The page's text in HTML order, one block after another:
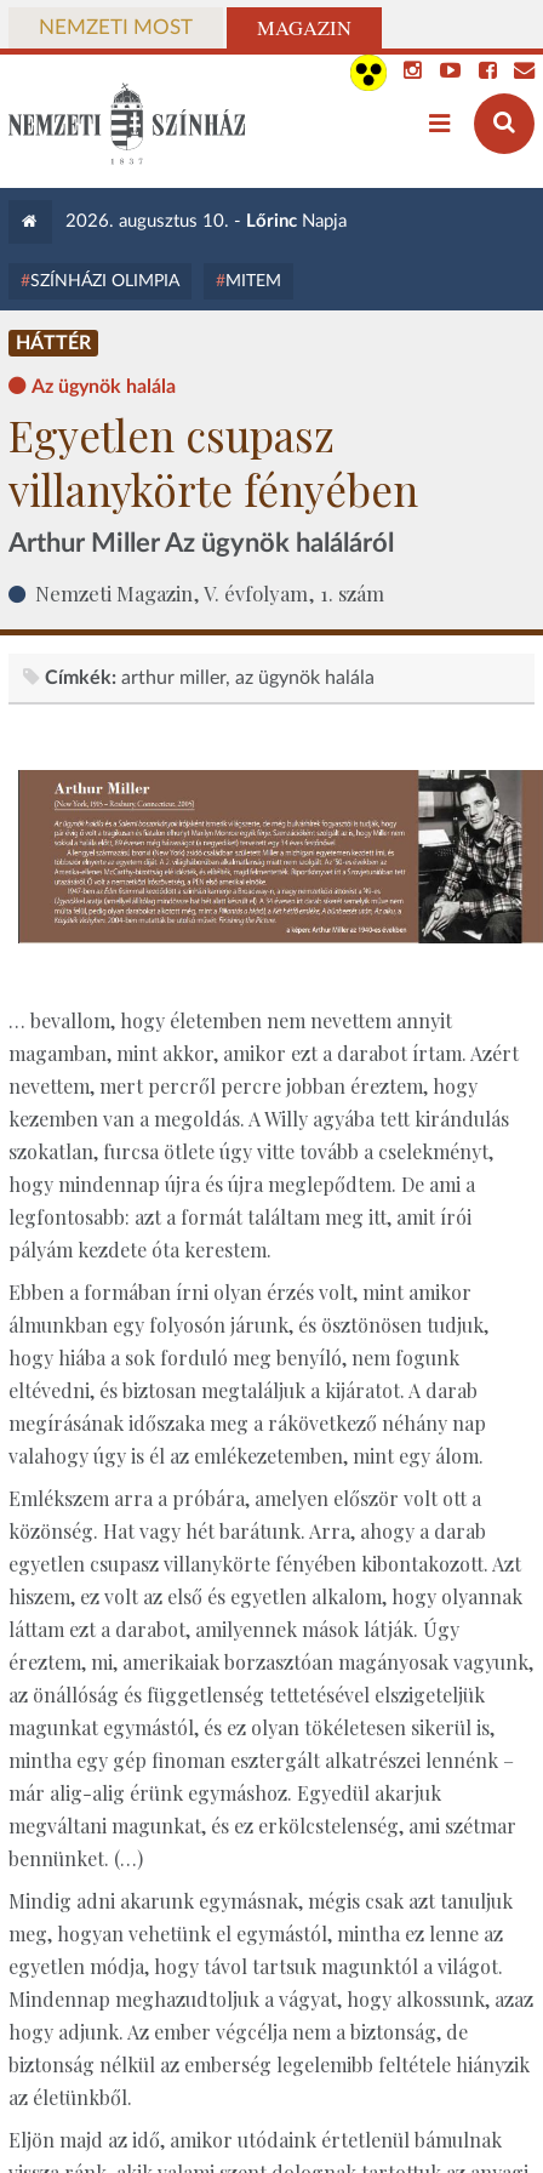
NEMZETI MOST MAGAZIN
2026. augusztus 10. - LőrincNapja
SZÍNHÁZI OLIMPIA MITEM
HÁTTÉR
Az ügynök halála
Egyetlen csupasz
villanykörte fényében
Arthur Miller Az ügynök haláláról
Nemzeti Magazin, V. évfolyam, 1. szám
Címkék: arthur miller az ügynök halála
… bevallom, hogy életemben nem nevettem annyit
magamban, mint akkor, amikor ezt a darabot írtam. Azért
nevettem, mert percről percre jobban éreztem, hogy
kezemben van a megoldás. A Willy agyába tett kirándulás
szokatlan, furcsa ötlete úgy vitte tovább a cselekményt,
hogy mindennap újra és újra meglepődtem. De ami a
legfontosabb: azt a formát találtam meg itt, amit írói
pályám kezdete óta kerestem.
Ebben a formában írni olyan érzés volt, mint amikor
álmunkban egy folyosón járunk, és ösztönösen tudjuk,
hogy hiába a sok forduló meg benyíló, nem fogunk
eltévedni, és biztosan megtaláljuk a kijáratot. A darab
megírásának időszaka meg a rákövetkező néhány nap
valahogy úgy is él az emlékezetemben, mint egy álom.
Emlékszem arra a próbára, amelyen először volt ott a
közönség. Hat vagy hét barátunk. Arra, ahogy a darab
egyetlen csupasz villanykörte fényében kibontakozott. Azt
hiszem, ez volt az első és egyetlen alkalom, hogy olyannak
láttam ezt a darabot, amilyennek mások látják. Úgy
éreztem, mi, amerikaiak borzasztóan magányosak vagyunk,
az önállóság és függetlenség tettetésével elszigeteljük
magunkat egymástól, és ez olyan tökéletesen sikerül is,
mintha egy gép finoman esztergált alkatrészei lennénk –
már alig-alig érünk egymáshoz. Egyedül akarjuk
megváltani magunkat, és ez erkölcstelenség, ami szétmar
bennünket. (…)
Mindig adni akarunk egymásnak, mégis csak azt tanuljuk
meg, hogyan vehetünk el egymástól, mintha ez lenne az
egyetlen módja, hogy távol tartsuk magunktól a világot.
Mindennap meghazudtoljuk a vágyat, hogy alkossunk, azaz
hogy adjunk. Az ember végcélja nem a biztonság, de
biztonság nélkül az emberség legelemibb feltétele hiányzik
az életünkből.
Eljön majd az idő, amikor utódaink értetlenül bámulnak